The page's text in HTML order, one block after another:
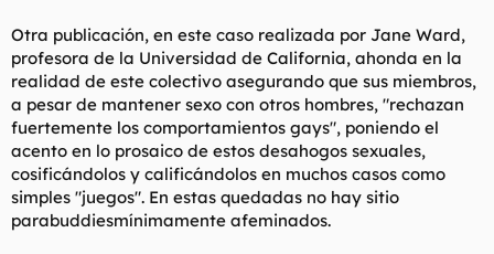
Otra publicación, en este caso realizada por Jane Ward,
profesora de la Universidad de California, ahonda en la
realidad de este colectivo asegurando que sus miembros,
a pesar de mantener sexo con otros hombres, "rechazan
fuertemente los comportamientos gays", poniendo el
acento en lo prosaico de estos desahogos sexuales,
cosificándolos y calificándolos en muchos casos como
simples "juegos". En estas quedadas no hay sitio
parabuddiesmínimamente afeminados.